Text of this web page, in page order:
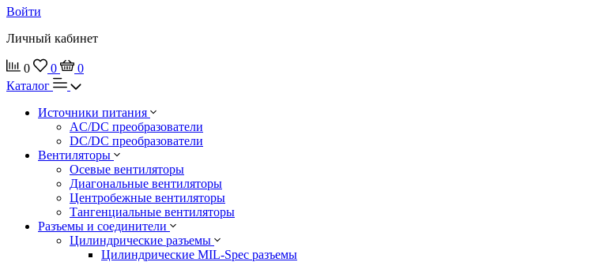
Войти
Личный кабинет
0 0
0
Каталог
Источники питания
AC/DC преобразователи
DC/DC преобразователи
Вентиляторы
Осевые вентиляторы
Диагональные вентиляторы
Центробежные вентиляторы
Тангенциальные вентиляторы
Разъемы и соединители
Цилиндрические разъемы
Цилиндрические MIL-Spec разъемы